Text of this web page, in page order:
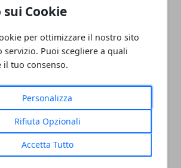
sui Cookie
per ottimizzare il nostro sito
servizio. Puoi scegliere a quali
il tuo consenso.
Personalizza
Rifiuta Opzionali
Accetta Tutto
- OUTLET CASTEL